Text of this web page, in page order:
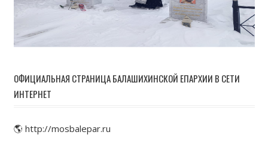
ОФИЦИАЛЬНАЯ СТРАНИЦА БАЛАШИХИНСКОЙ ЕПАРХИИ В СЕТИ
ИНТЕРНЕТ
🌎 http://mosbalepar.ru